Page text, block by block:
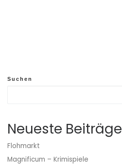
Suchen
Neueste Beiträge
Flohmarkt
Magnificum – Krimispiele